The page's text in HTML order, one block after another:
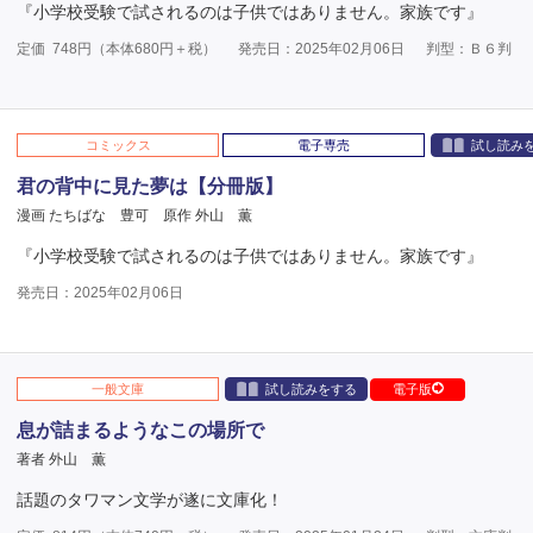
『小学校受験で試されるのは子供ではありません。家族です』
定価 748 円（本体680円＋税） 発売日：2025年02月06日 判型：Ｂ６判
コミックス 電子専売 試し読み
君の背中に見た夢は【分冊版】
漫画 たちばな 豊可 原作 外山 薫
『小学校受験で試されるのは子供ではありません。家族です』
発売日：2025年02月06日
一般文庫 試し読みをする 電子版
息が詰まるようなこの場所で
著者 外山 薫
話題のタワマン文学が遂に文庫化！